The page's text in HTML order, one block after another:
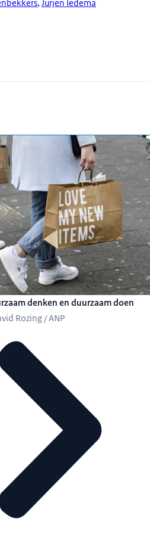
niet vanzelfsprekend. Een
het vertrouwen in overheid
Klimaat en Samenleving.
Lucke je bent coördinator bij
jullie bij de Energiebank?
die thuiskomen bij mensen achter de
hen met hele praktische hulp.
bij verduurzaming En
laten we even beginnen bij het
of tegen klimaataanpak?
overstap naar duurzame energie
en vindt dat er actie
6 op de 10 mensen vindt dat de
, Jurjen Iedema
denken en duurzaam doen
Rozing / ANP